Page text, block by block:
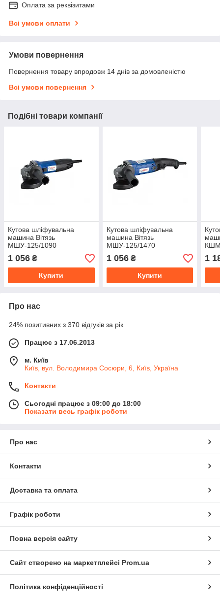
Оплата за реквізитами
Всі умови оплати
Умови повернення
Повернення товару впродовж 14 днів за домовленістю
Всі умови повернення
Подібні товари компанії
Кутова шліфувальна
машина Вітязь
МШУ-125/1090
1 056 ₴
Купити
Кутова шліфувальна
машина Вітязь
МШУ-125/1470
1 056₴
Купити
1
Про нас
24% позитивних з 370 відгуків за рік
Працює з 17.06.2013
м. Київ
Київ, вул. Володимира Сосюри, 6, Київ, Україна
Контакти
Сьогодні працює з 09:00 до 18:00
Показати весь графік роботи
Про нас
Контакти
Доставка та оплата
Графік роботи
Повна версія сайту
Сайт створено на маркетплейсі Prom.ua
Політика конфіденційності